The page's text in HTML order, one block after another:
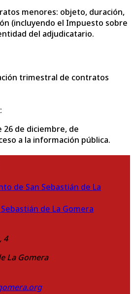
menores: objeto, duración,
(incluyendo el Impuesto sobre
del adjudicatario.
trimestral de contratos
26 de diciembre, de
a la información pública.
de La Gomera
4
La Gomera